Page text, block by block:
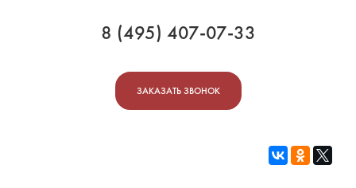
8 (495) 407-07-33
ЗАКАЗАТЬ ЗВОНОК